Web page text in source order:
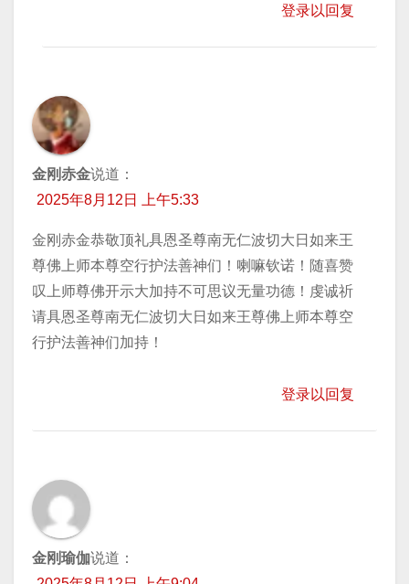
登录以回复
金刚赤金说道：
2025年8月12日 上午5:33
金刚赤金恭敬顶礼具恩圣尊南无仁波切大日如来王
尊佛上师本尊空行护法善神们！喇嘛钦诺！随喜赞
叹上师尊佛开示大加持不可思议无量功德！虔诚祈
请具恩圣尊南无仁波切大日如来王尊佛上师本尊空
行护法善神们加持！
登录以回复
金刚瑜伽说道：